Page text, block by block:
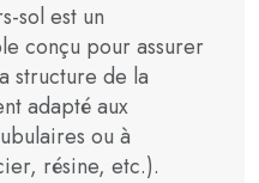
sol est un
conçu pour assurer
structure de la
adapté aux
ou à
résine, etc.).